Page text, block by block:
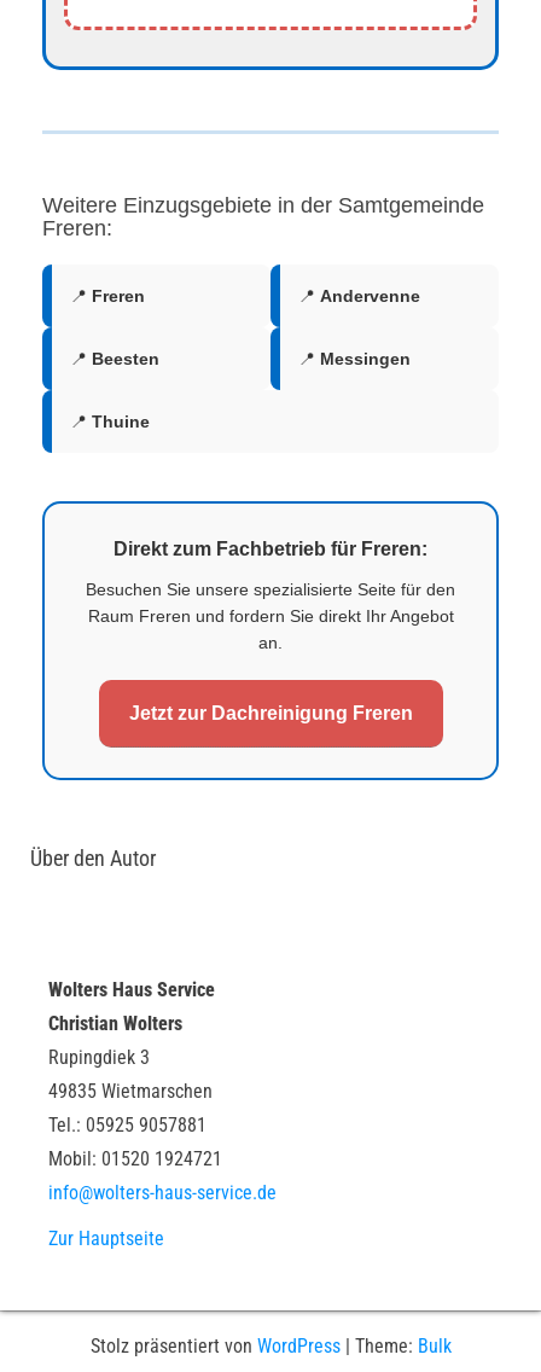
Weitere Einzugsgebiete in der Samtgemeinde
Freren:
📍 Freren 📍 Andervenne
📍 Beesten 📍 Messingen
📍 Thuine
Direkt zum Fachbetrieb für Freren:
Besuchen Sie unsere spezialisierte Seite für den
Raum Freren und fordern Sie direkt Ihr Angebot
an.
Jetzt zur Dachreinigung Freren
Über den Autor
Wolters Haus Service
Christian Wolters
Rupingdiek 3
49835 Wietmarschen
Tel.: 05925 9057881
Mobil: 01520 1924721
info@wolters-haus-service.de
Zur Hauptseite
Stolz präsentiert von WordPress | Theme: Bulk